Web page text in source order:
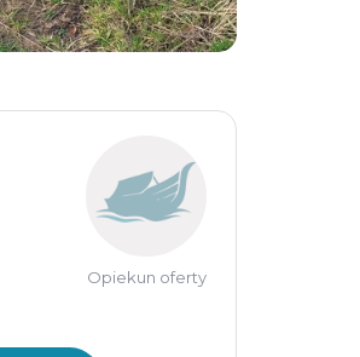
Opiekun oferty